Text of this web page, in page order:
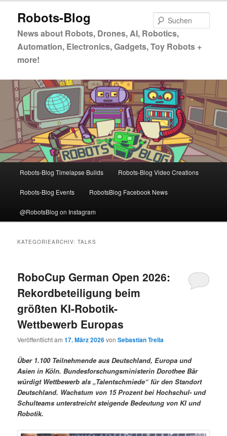
primären
springen
sekundären
springen
Robots-Blog
News about Robots, Drones, AI, Robotics,
Automation, Electronics, Gadgets, Toy Robots +
more!
Robots-Blog Timelapse Builds Robots-Blog Video Creations
Robots-Blog Events RobotsBlog Facebook News
@RobotsBlog on Instagram
KATEGORIEARCHIV:TALKS
RoboCup German Open 2026:
Rekordbeteiligung beim
größten KI-Robotik-
Wettbewerb Europas
Veröffentlicht am17. März 2026vonSebastian Trella
Über 1.100 Teilnehmende aus Deutschland, Europa und
Asien in Köln. Bundesforschungsministerin Dorothee Bär
würdigt Wettbewerb als „Talentschmiede“ für den Standort
Deutschland. Wachstum von 15 Prozent bei Hochschul- und
Schulteams unterstreicht steigende Bedeutung von KI und
Robotik.